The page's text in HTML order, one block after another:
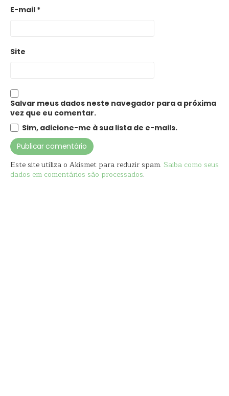
E-mail *
Site
Salvar meus dados neste navegador para a próxima
vez que eu comentar.
Sim, adicione-me à sua lista de e-mails.
Este site utiliza o Akismet para reduzir spam. Saiba como seus
dados em comentários são processados.